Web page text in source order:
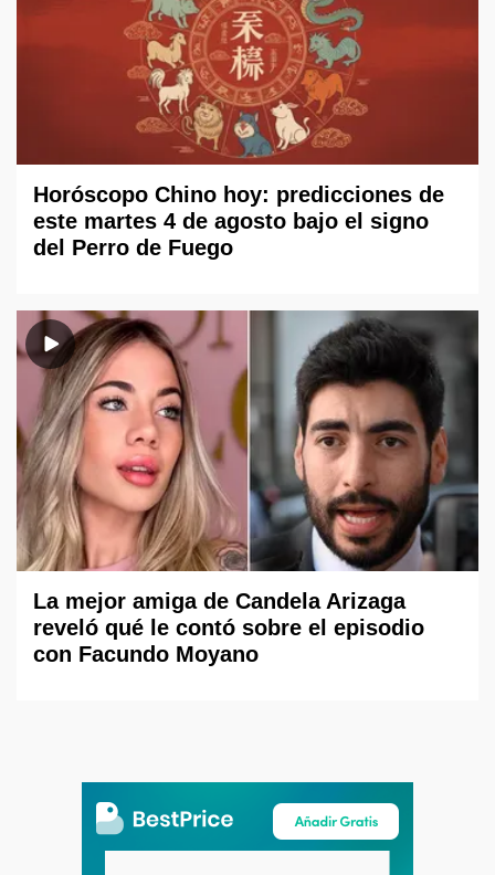
Horóscopo Chino hoy: predicciones de
este martes 4 de agosto bajo el signo
del Perro de Fuego
La mejor amiga de Candela Arizaga
reveló qué le contó sobre el episodio
con Facundo Moyano